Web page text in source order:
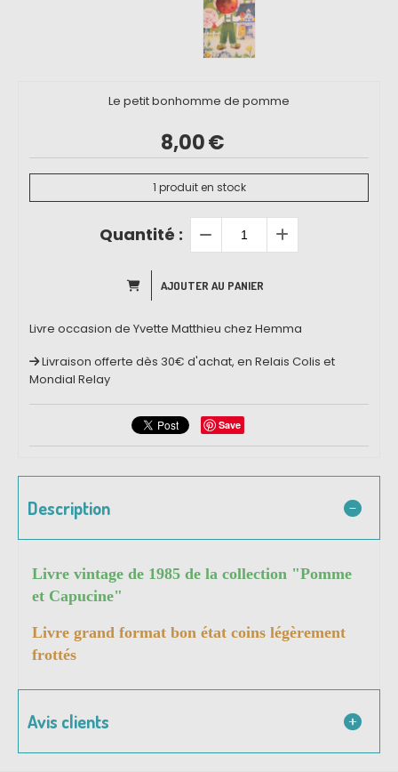
Le petit bonhomme de pomme
8,00€
1 produit en stock
Quantité :
AJOUTER AU PANIER
Livre occasion de Yvette Matthieu chez Hemma
Livraison offerte dès 30€ d'achat, en Relais Colis et
Mondial Relay
Save
Description
Livre vintage de 1985 de la collection "Pomme
et Capucine"
Livre grand format bon état coins légèrement
frottés
Avis clients